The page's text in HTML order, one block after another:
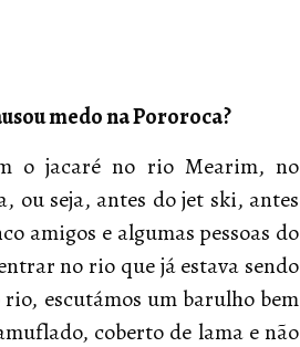
medo na Pororoca?
o jacaré no rio Mearim, no
ou seja, antes do jet ski, antes
amigos e algumas pessoas do
no rio que já estava sendo
escutámos um barulho bem
coberto de lama e não